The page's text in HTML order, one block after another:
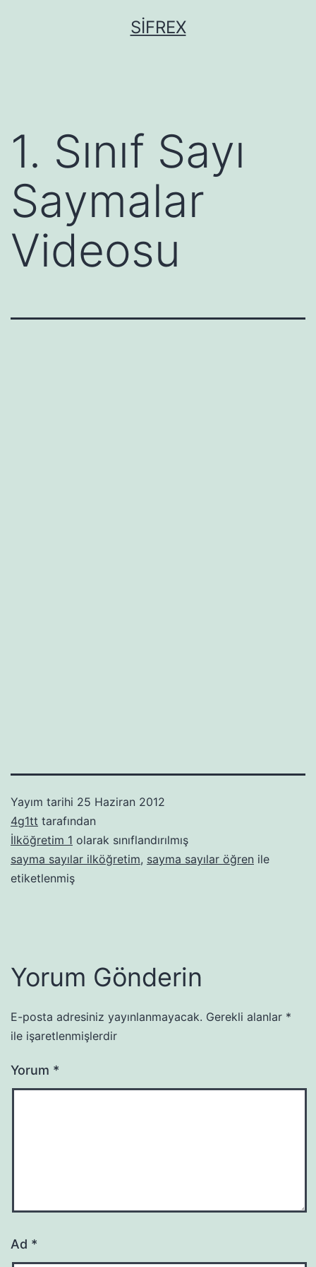
SIFREX
1. Sınıf Sayı
Saymalar
Videosu
Yayım tarihi 25 Haziran 2012
4g1tt tarafından
İlköğretim 1 olarak sınıflandırılmış
sayma sayılar ilköğretim, sayma sayılar öğren ile
etiketlenmiş
Yorum Gönderin
E-posta adresiniz yayınlanmayacak. Gerekli alanlar *
ile işaretlenmişlerdir
Yorum *
Ad *